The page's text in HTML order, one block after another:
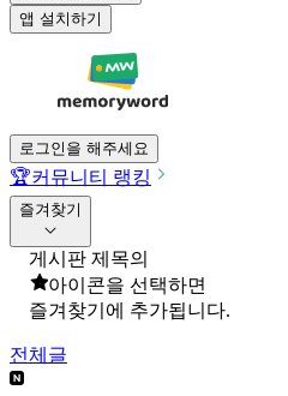
앱 설치하기
로그인을 해주세요
🏆커뮤니티 랭킹
즐겨찾기
게시판 제목의
아이콘을 선택하면
즐겨찾기에 추가됩니다.
전체글